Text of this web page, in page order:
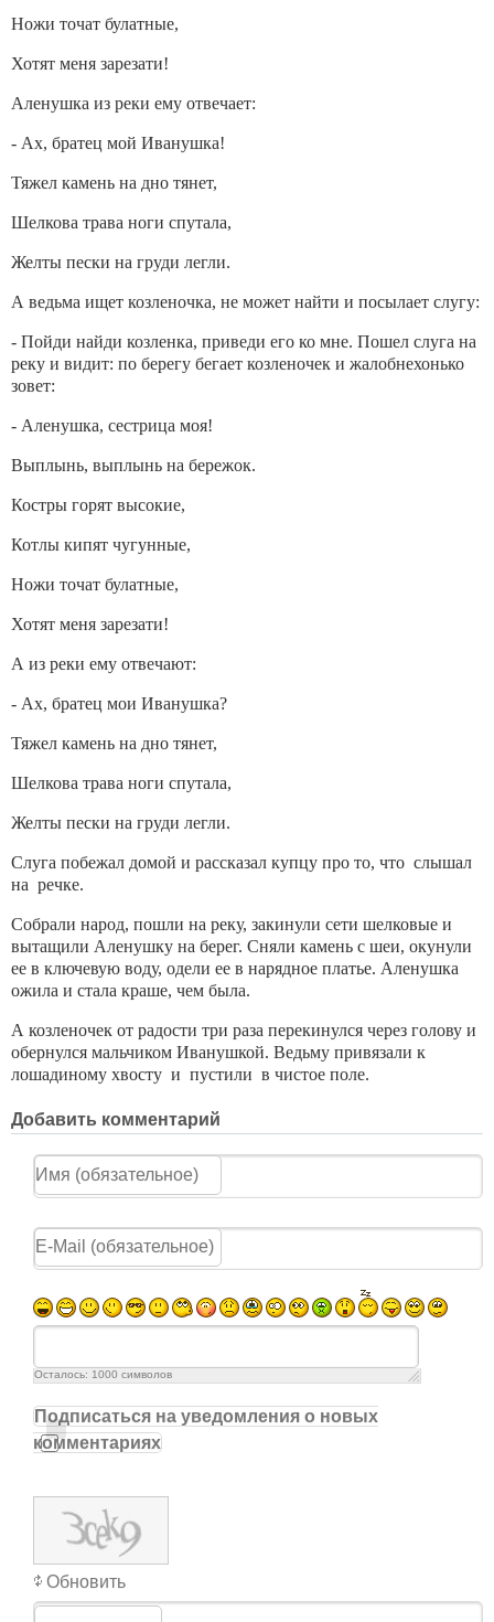
Ножи точат булатные,
Хотят меня зарезати!
Аленушка из реки ему отвечает:
- Ах, братец мой Иванушка!
Тяжел камень на дно тянет,
Шелкова трава ноги спутала,
Желты пески на груди легли.
А ведьма ищет козленочка, не может найти и посылает слугу:
- Пойди найди козленка, приведи его ко мне. Пошел слуга на
реку и видит: по берегу бегает козленочек и жалобнехонько
зовет:
- Аленушка, сестрица моя!
Выплынь, выплынь на бережок.
Костры горят высокие,
Котлы кипят чугунные,
Ножи точат булатные,
Хотят меня зарезати!
А из реки ему отвечают:
- Ах, братец мои Иванушка?
Тяжел камень на дно тянет,
Шелкова трава ноги спутала,
Желты пески на груди легли.
Слуга побежал домой и рассказал купцу про то, что слышал
на речке.
Собрали народ, пошли на реку, закинули сети шелковые и
вытащили Аленушку на берег. Сняли камень с шеи, окунули
ее в ключевую воду, одели ее в нарядное платье. Аленушка
ожила и стала краше, чем была.
А козленочек от радости три раза перекинулся через голову и
обернулся мальчиком Иванушкой. Ведьму привязали к
лошадиному хвосту и пустили в чистое поле.
Добавить комментарий
Осталось: 1000 символов
Подписаться на уведомления о новых
комментариях
Обновить